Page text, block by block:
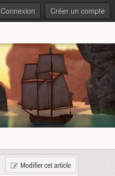
Connexion Créer un compte
Modifier cet article